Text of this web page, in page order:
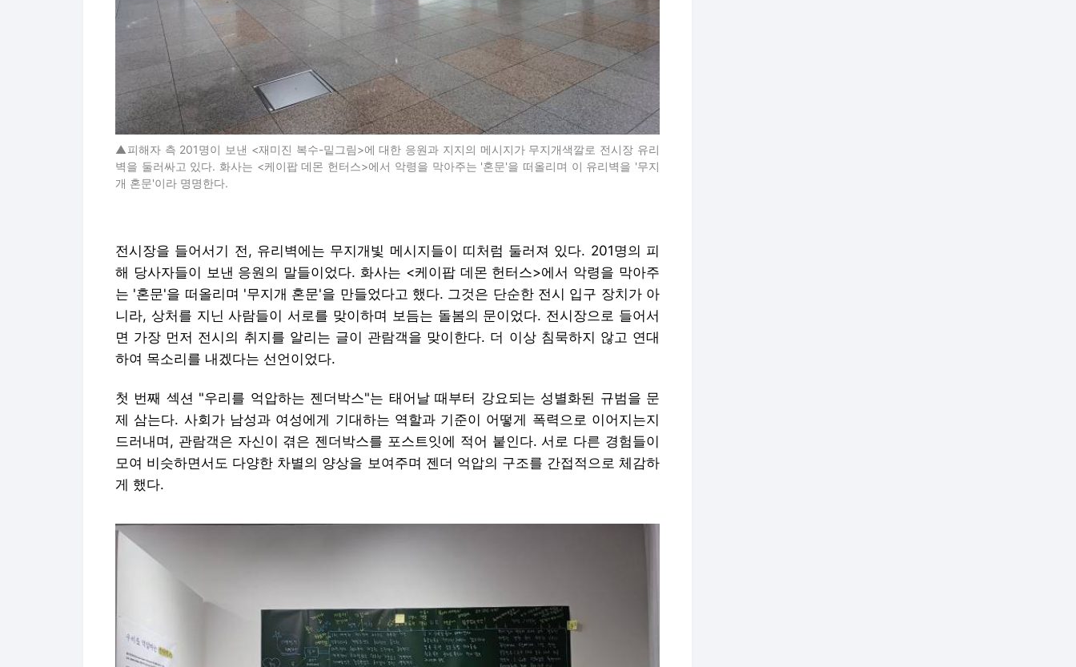
▲피해자 측 201명이 보낸 <재미진 복수-밑그림>에 대한 응원과 지지의 메시지가 무지개색깔로 전시장 유리
벽을 둘러싸고 있다. 화사는 <케이팝 데몬 헌터스>에서 악령을 막아주는 '혼문'을 떠올리며 이 유리벽을 '무지
개 혼문'이라 명명한다.
전시장을 들어서기 전, 유리벽에는 무지개빛 메시지들이 띠처럼 둘러져 있다. 201명의 피
해 당사자들이 보낸 응원의 말들이었다. 화사는 <케이팝 데몬 헌터스>에서 악령을 막아주
는 '혼문'을 떠올리며 '무지개 혼문'을 만들었다고 했다. 그것은 단순한 전시 입구 장치가 아
니라, 상처를 지닌 사람들이 서로를 맞이하며 보듬는 돌봄의 문이었다. 전시장으로 들어서
면 가장 먼저 전시의 취지를 알리는 글이 관람객을 맞이한다. 더 이상 침묵하지 않고 연대
하여 목소리를 내겠다는 선언이었다.
첫 번째 섹션 "우리를 억압하는 젠더박스"는 태어날 때부터 강요되는 성별화된 규범을 문
제 삼는다. 사회가 남성과 여성에게 기대하는 역할과 기준이 어떻게 폭력으로 이어지는지
드러내며, 관람객은 자신이 겪은 젠더박스를 포스트잇에 적어 붙인다. 서로 다른 경험들이
모여 비슷하면서도 다양한 차별의 양상을 보여주며 젠더 억압의 구조를 간접적으로 체감하
게 했다.